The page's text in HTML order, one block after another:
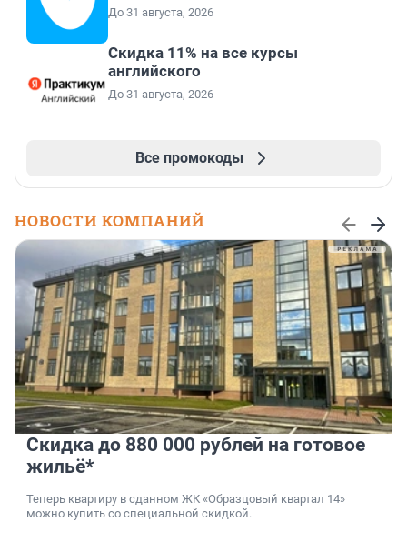
До 31 августа, 2026
Скидка 11% на все курсы
английского
До 31 августа, 2026
Все промокоды
НОВОСТИ КОМПАНИЙ
Скидка до 880 000 рублей на готовое
жильё*
Теперь квартиру в сданном ЖК «Образцовый квартал 14»
можно купить со специальной скидкой.